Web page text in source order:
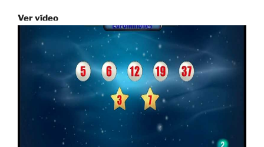
Ver vídeo